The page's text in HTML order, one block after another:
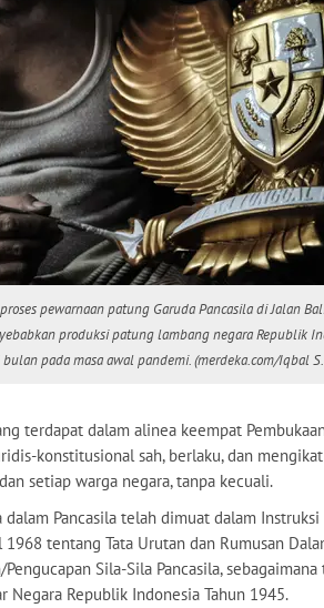
pewarnaan patung Garuda Pancasila di Jalan
produksi patung lambang negara Republik
pada masa awal pandemi. (merdeka.com/Iqbal
terdapat dalam alinea keempat
konstitusional sah, berlaku, dan
setiap warga negara, tanpa kecuali.
dalam Pancasila telah dimuat dalam
tentang Tata Urutan dan Rumusan
Pengucapan Sila-Sila Pancasila,
Negara Republik Indonesia Tahun 1945.